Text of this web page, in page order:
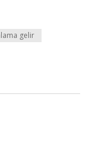
gelir